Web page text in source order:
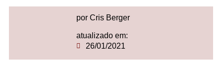
por Cris Berger
atualizado em:
26/01/2021